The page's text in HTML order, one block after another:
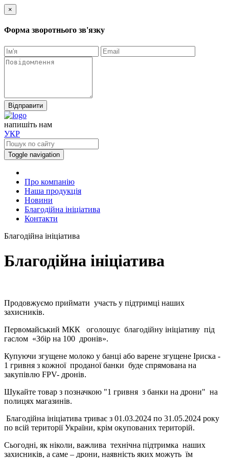
×
Форма зворотнього зв'язку
Відправити
напишiть нам
УКР
Toggle navigation
Про компанію
Наша продукція
Новини
Благодійна ініціатива
Контакти
Благодійна ініціатива
Благодійна ініціатива
Продовжуємо приймати участь у підтримці наших
захисників.
Первомайський МКК оголошує благодійну ініціативу під
гаслом «Збір на 100 дронів».
Купуючи згущене молоко у банці або варене згущене Іриска -
1 гривня з кожної проданої банки буде спрямована на
закупівлю FPV- дронів.
Шукайте товар з позначкою "1 гривня з банки на дрони" на
полицях магазинів.
Благодійна ініціатива триває з 01.03.2024 по 31.05.2024 року
по всій території України, крім окупованих територій.
Сьогодні, як ніколи, важлива технічна підтримка наших
захисників, а саме – дрони, наявність яких можуть їм